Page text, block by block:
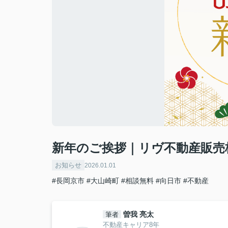
新年のご挨拶｜リヴ不動産販
お知らせ 2026.01.01
#長岡京市 #大山崎町 #相談無料 #向日市 #不動産
筆者 曽我 亮太
不動産キャリア8年